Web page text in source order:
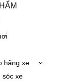
hãng xe
sóc xe